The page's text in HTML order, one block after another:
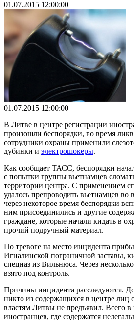
01.07.2015 12:00:00
01.07.2015 12:00:00
В Литве в центре регистрации
произошли беспорядки, во время
сотрудники охраны применили
дубинки и электрошокеры.
Как сообщает ТАСС, беспорядки
с попытки группы вьетнамцев
территории центра. С применением
удалось препроводить вьетнамцев во
через некоторое время беспорядки
ним присоединились и другие
граждане, которые начали кидать в
прочий подручный материал.
По тревоге на место инцидента
Игналинской пограничной заставы,
спецназ из Вильнюса. Через
взято под контроль.
Причины инцидента расследуются.
никто из содержащихся в центре лиц
властям Литвы не предъявил. Всего в
иностранцев, где содержатся